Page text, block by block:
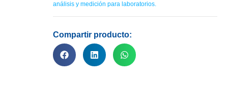
análisis y medición para laboratorios.
Compartir producto: